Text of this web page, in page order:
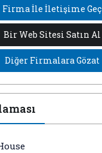
Firma İle İletişime Geç
Bir Web Sitesi Satın Al
Diğer Firmalara Gözat